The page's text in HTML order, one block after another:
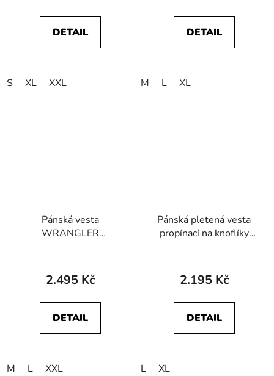
DETAIL
S XL XXL
DETAIL
M L XL
Pánská vesta
WRANGLER
2.495 Kč
DETAIL
M L XXL
Pánská pletená vesta
propínací na knoflíky
2.195 Kč
DETAIL
L XL